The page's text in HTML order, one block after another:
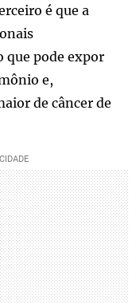
é que a
que pode expor
e,
de câncer de